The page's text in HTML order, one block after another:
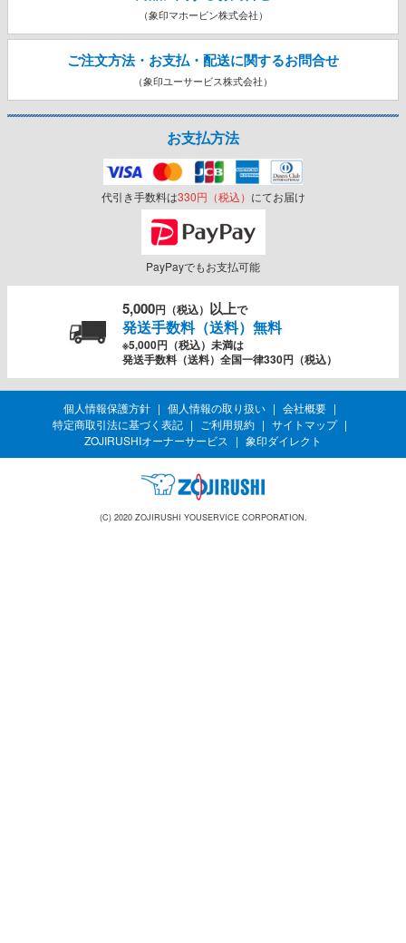
（象印マホービン株式会社）
ご注文方法・お支払・配送に関するお問合せ
（象印ユーサービス株式会社）
お支払方法
代引き手数料は330円（税込） にてお届け
PayPayでもお支払可能
5,000円（税込） 以上で
発送手数料（送料）無料
※5,000円（税込）未満は
発送手数料（送料）全国一律330円（税込）
個人情報保護方針 個人情報の取り扱い
会社概要
特定商取引法に基づく表記
ご利用規約
サイトマップ
ZOJIRUSHIオーナーサービス
象印ダイレクト
(C) 2020 ZOJIRUSHI YOUSERVICE CORPORATION.